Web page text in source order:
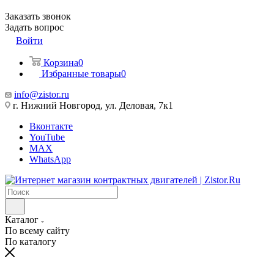
Заказать звонок
Задать вопрос
Войти
Корзина0
Избранные товары0
info@zistor.ru
г. Нижний Новгород, ул. Деловая, 7к1
Вконтакте
YouTube
MAX
WhatsApp
Каталог
По всему сайту
По каталогу